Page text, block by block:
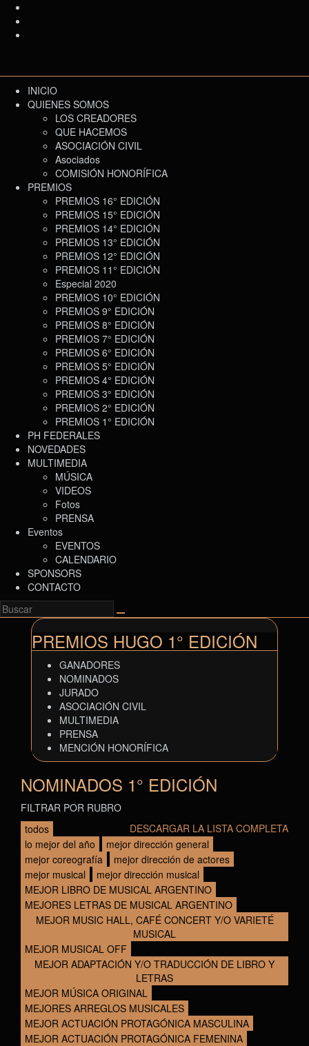
INICIO
QUIENES SOMOS
LOS CREADORES
QUE HACEMOS
ASOCIACIÓN CIVIL
Asociados
COMISIÓN HONORÍFICA
PREMIOS
PREMIOS 16° EDICIÓN
PREMIOS 15° EDICIÓN
PREMIOS 14° EDICIÓN
PREMIOS 13° EDICIÓN
PREMIOS 12° EDICIÓN
PREMIOS 11° EDICIÓN
Especial 2020
PREMIOS 10° EDICIÓN
PREMIOS 9° EDICIÓN
PREMIOS 8° EDICIÓN
PREMIOS 7° EDICIÓN
PREMIOS 6° EDICIÓN
PREMIOS 5° EDICIÓN
PREMIOS 4° EDICIÓN
PREMIOS 3° EDICIÓN
PREMIOS 2° EDICIÓN
PREMIOS 1° EDICIÓN
PH FEDERALES
NOVEDADES
MULTIMEDIA
MÚSICA
VIDEOS
Fotos
PRENSA
Eventos
EVENTOS
CALENDARIO
SPONSORS
CONTACTO
PREMIOS HUGO 1° EDICIÓN
GANADORES
NOMINADOS
JURADO
ASOCIACIÓN CIVIL
MULTIMEDIA
PRENSA
MENCIÓN HONORÍFICA
NOMINADOS 1° EDICIÓN
FILTRAR POR RUBRO
DESCARGAR LA LISTA COMPLETA
todos
lo mejor del año
mejor dirección general
mejor coreografía
mejor dirección de actores
mejor musical
mejor dirección musical
MEJOR LIBRO DE MUSICAL ARGENTINO
MEJORES LETRAS DE MUSICAL ARGENTINO
MEJOR MUSIC HALL, CAFÉ CONCERT Y/O VARIETÉ
MUSICAL
MEJOR MUSICAL OFF
MEJOR ADAPTACIÓN Y/O TRADUCCIÓN DE LIBRO Y
LETRAS
MEJOR MÚSICA ORIGINAL
MEJORES ARREGLOS MUSICALES
MEJOR ACTUACIÓN PROTAGÓNICA MASCULINA
MEJOR ACTUACIÓN PROTAGÓNICA FEMENINA